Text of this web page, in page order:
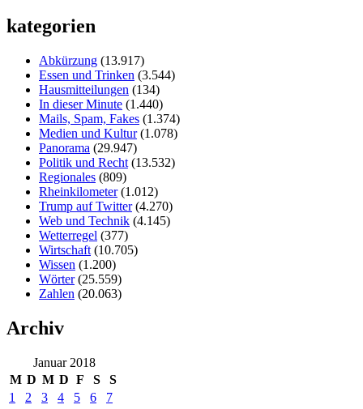
kategorien
Abkürzung (13.917)
Essen und Trinken (3.544)
Hausmitteilungen (134)
In dieser Minute (1.440)
Mails, Spam, Fakes (1.374)
Medien und Kultur(1.078)
Panorama (29.947)
Politik und Recht (13.532)
Regionales (809)
Rheinkilometer(1.012)
Trump auf Twitter(4.270)
Web und Technik (4.145)
Wetterregel (377)
Wirtschaft (10.705)
Wissen (1.200)
Wörter(25.559)
Zahlen (20.063)
Archiv
Januar 2018
M D M D F S
S
1
2 3 4 5 6
7